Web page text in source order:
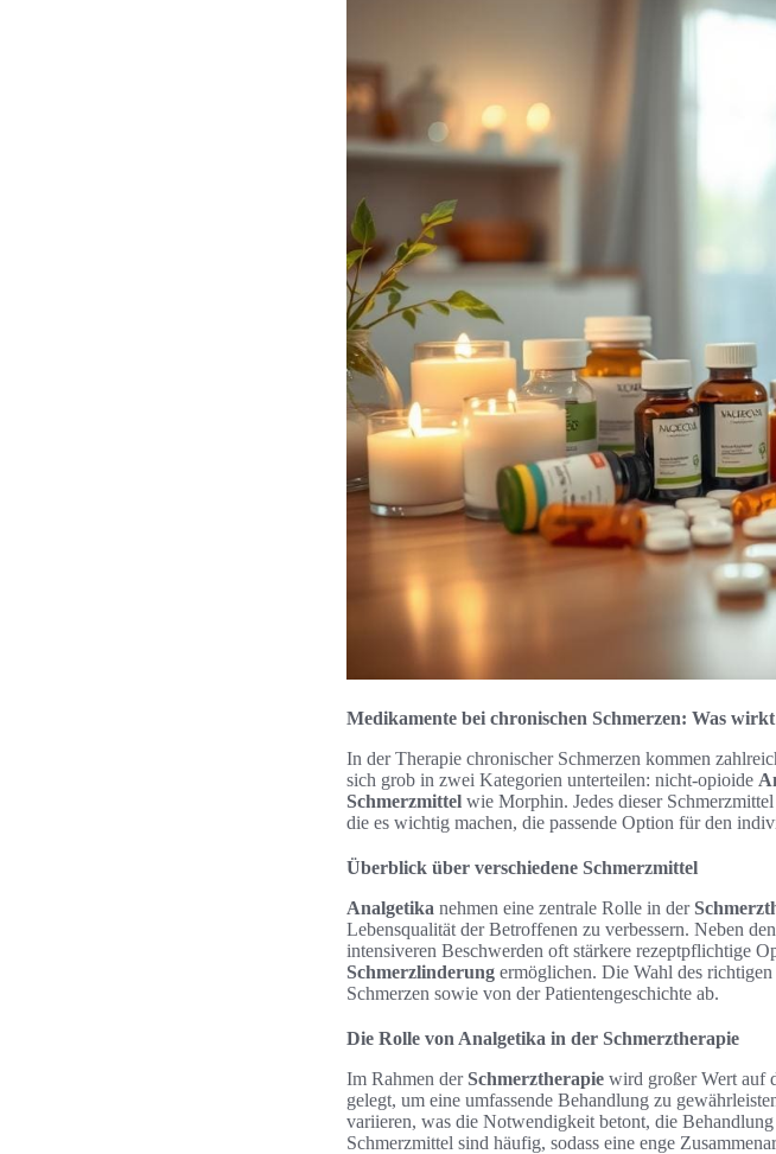
Medikamente bei chronischen Schmerzen: Was wirkt
In der Therapie chronischer Schmerzen kommen
sich grob in zwei Kategorien unterteilen: nicht-opioide
Schmerzmittel wie Morphin. Jedes dieser
die es wichtig machen, die passende Option für den
Überblick über verschiedene Schmerzmittel
Analgetika nehmen eine zentrale Rolle in der
Lebensqualität der Betroffenen zu verbessern. Neben
intensiveren Beschwerden oft stärkere rezeptpflichtige
Schmerzlinderung ermöglichen. Die Wahl des
Schmerzen sowie von der Patientengeschichte ab.
Die Rolle von Analgetika in der Schmerztherapie
Im Rahmen derSchmerztherapie wird großer Wert auf
gelegt, um eine umfassende Behandlung zu
variieren, was die Notwendigkeit betont, die
Schmerzmittel sind häufig, sodass eine enge